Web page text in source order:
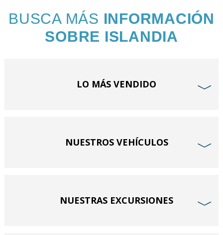
BUSCA MÁS INFORMACIÓN
SOBRE ISLANDIA
LO MÁS VENDIDO ﹀
NUESTROS VEHÍCULOS ﹀
NUESTRAS EXCURSIONES ﹀